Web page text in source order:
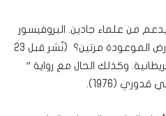
من علماء جادين. البروفيسور
أشعيا فريدمان، في فلسطين: أرض الموعودة مرتين؟ (نُشر قبل 23
وكذلك الحال مع رواية ”
(1976).